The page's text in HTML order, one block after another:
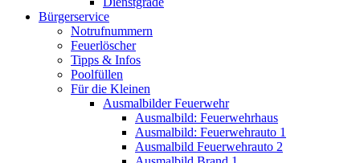
Bürgerservice
Notrufnummern
Feuerlöscher
Tipps & Infos
Poolfüllen
Für die Kleinen
Ausmalbilder Feuerwehr
Ausmalbild: Feuerwehrhaus
Ausmalbild: Feuerwehrauto 1
Ausmalbild Feuerwehrauto 2